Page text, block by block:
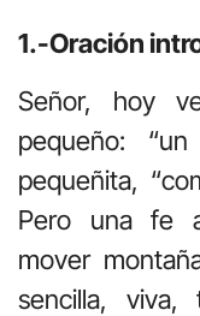
1.-Oración
Señor, hoy
pequeño:
pequeñita,
Pero una fe
mover
sencilla, viva,